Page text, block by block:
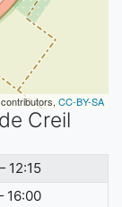
contributors, CC-BY-SA
Creil
12:15
16:00